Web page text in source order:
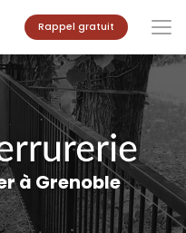
Rappel gratuit
à Grenoble